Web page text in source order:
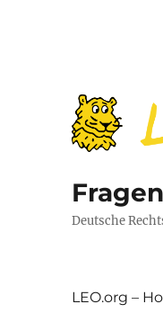
Deutsche
LEO.org –